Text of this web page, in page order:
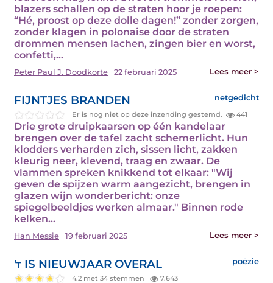
blazers schallen op de straten hoor je roepen:
“Hé, proost op deze dolle dagen!” zonder zorgen,
zonder klagen in polonaise door de straten
drommen mensen lachen, zingen bier en worst,
confetti,…
Peter Paul J. Doodkorte 22 februari 2025 Lees meer >
FIJNTJES BRANDEN netgedicht
Er is nog niet op deze inzending gestemd. 441
Drie grote druipkaarsen op één kandelaar
brengen over de tafel zacht schemerlicht. Hun
klodders verharden zich, sissen licht, zakken
kleurig neer, klevend, traag en zwaar. De
vlammen spreken knikkend tot elkaar: "Wij
geven de spijzen warm aangezicht, brengen in
glazen wijn wonderbericht: onze
spiegelbeeldjes werken almaar." Binnen rode
kelken…
Han Messie 19 februari 2025 Lees meer >
't IS NIEUWJAAR OVERAL poëzie
4.2 met 34 stemmen 7.643